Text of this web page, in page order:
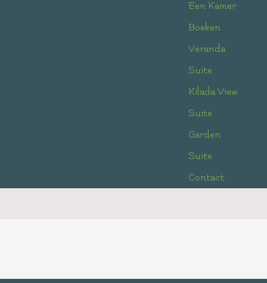
Een Kamer
Boeken
Veranda
Suite
Kilada View
Suite
Garden
Suite
Contact